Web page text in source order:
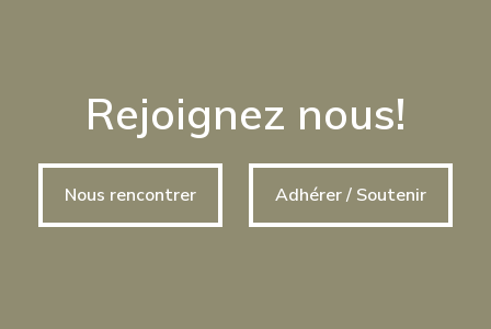
Rejoignez nous!
Nous rencontrer Adhérer / Soutenir